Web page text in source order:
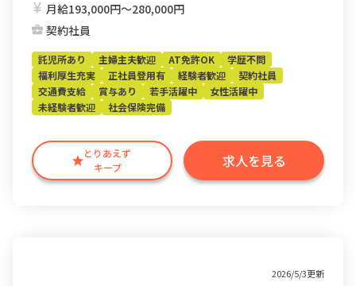
月給193,000円〜280,000円
契約社員
とりあえず
キープ
求人を見る
託児所あり 主婦主夫歓迎 AT免許OK
学歴不問
福利厚生充実
正社員登用有 経験者歓迎
契約社員
交通費支給
賞与あり 若手活躍中
女性活躍中
未経験者歓迎
社会保険完備
2026/5/3更新